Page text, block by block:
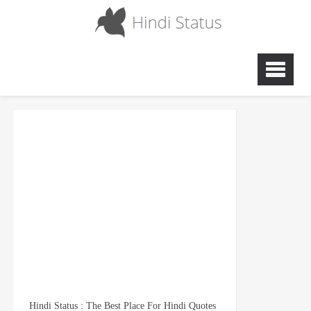
Hindi Status : The Best Place For Hindi Quotes